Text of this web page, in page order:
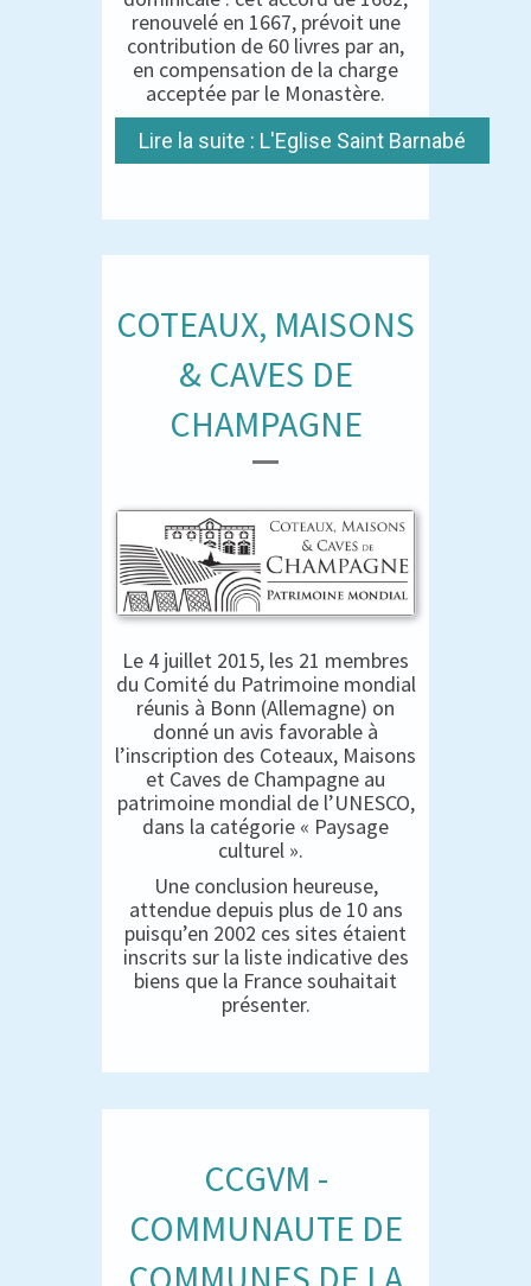
renouvelé en 1667, prévoit une
contribution de 60 livres par an,
en compensation de la charge
acceptée par le Monastère.
Lire la suite : L'Eglise Saint Barnabé
COTEAUX, MAISONS
& CAVES DE
CHAMPAGNE
Le 4 juillet 2015, les 21 membres
du Comité du Patrimoine mondial
réunis à Bonn (Allemagne) on
donné un avis favorable à
l’inscription des Coteaux, Maisons
et Caves de Champagne au
patrimoine mondial de l’UNESCO,
dans la catégorie « Paysage
culturel ».
Une conclusion heureuse,
attendue depuis plus de 10 ans
puisqu’en 2002 ces sites étaient
inscrits sur la liste indicative des
biens que la France souhaitait
présenter.
CCGVM -
COMMUNAUTE DE